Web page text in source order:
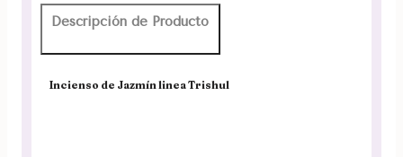
Descripción de Producto
Incienso de Jazmín linea Trishul